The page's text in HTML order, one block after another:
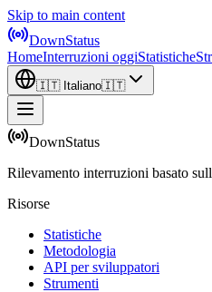
Skip to main content
DownStatus
HomeInterruzioni oggiStatistiche
🇮🇹 Italiano🇮🇹
DownStatus
Rilevamento interruzioni basato
Risorse
Statistiche
Metodologia
API per sviluppatori
Strumenti